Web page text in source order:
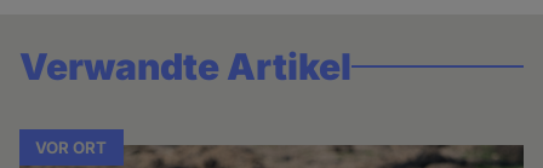
Verwandte Artikel
VOR ORT